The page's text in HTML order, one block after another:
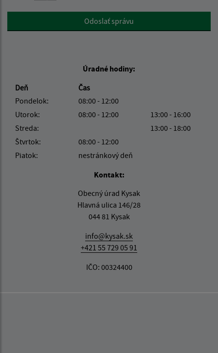
Google reCaptcha ResponseOdoslať správu
Úradné hodiny:
Deň
Čas
Pondelok:
08:00 - 12:00
Utorok:
08:00 - 12:00
13:00 - 16:00
Streda:
13:00 - 18:00
Štvrtok:
08:00 - 12:00
Piatok:
nestránkový deň
Kontakt:
Obecný úrad Kysak
Hlavná ulica 146/28
044 81 Kysak
info@kysak.sk
+421 55 729 05 91
IČO: 00324400